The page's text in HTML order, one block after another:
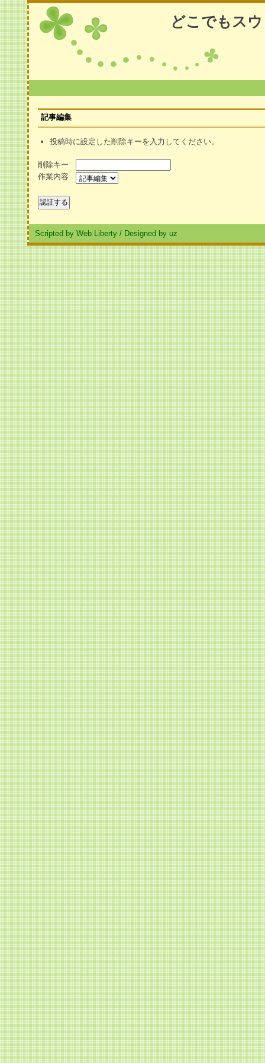
どこでもス
記事編集
投稿時に設定した削除キーを入力してください。
削除キー
作業内容
Scripted by Web Liberty / Designed by uz